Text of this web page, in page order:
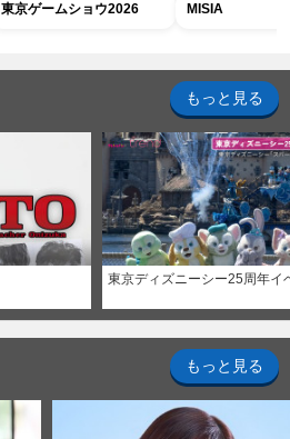
東京ゲームショウ2026 MISIA
もっと見る
東京ディズニーシー25周年イ
もっと見る